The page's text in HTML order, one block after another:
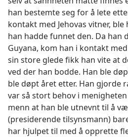
han bestemte seg for å lete
kontakt med Jehovas vitner,
han hadde funnet den. Da han
Guyana, kom han i kontakt
sin store glede fikk han vite at
ved der han bodde. Han ble
ble døpt året etter. Han gjorde
var så stort behov i
menn at han ble utnevnt til å
(presiderende tilsynsmann)
har hjulpet til med å opprette